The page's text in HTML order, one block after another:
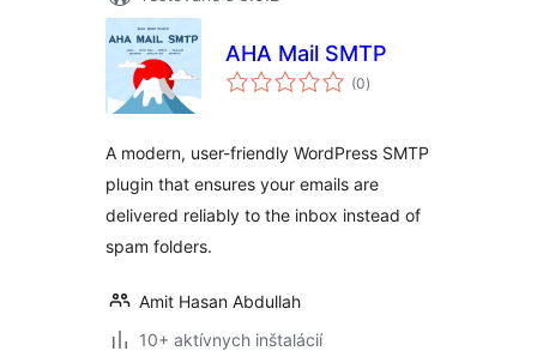
AHA Mail SMTP
(0celkové
hodnotenie
)
A modern, user-friendly WordPress SMTP
plugin that ensures your emails are
delivered reliably to the inbox instead of
spam folders.
Amit Hasan Abdullah
10+ aktívnych inštalácií